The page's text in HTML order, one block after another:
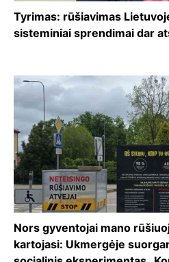
Tyrimas: rūšiavimas
sisteminiai sprendimai dar
Nors gyventojai mano
kartojasi: Ukmergėje